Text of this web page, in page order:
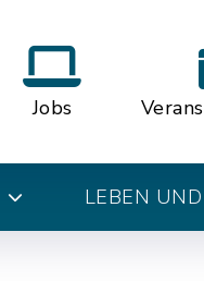
Jobs
LEBEN